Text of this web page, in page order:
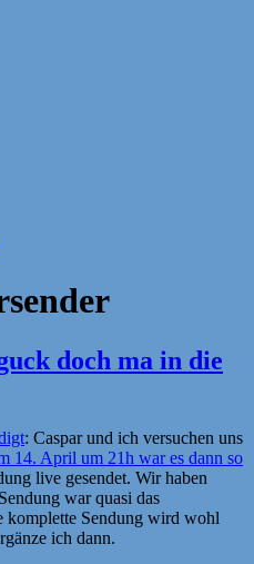
doch ma in die
: Caspar und ich versuchen uns
14. April um 21h war es dann so
live gesendet. Wir haben
war quasi das
komplette Sendung wird wohl
ich dann.